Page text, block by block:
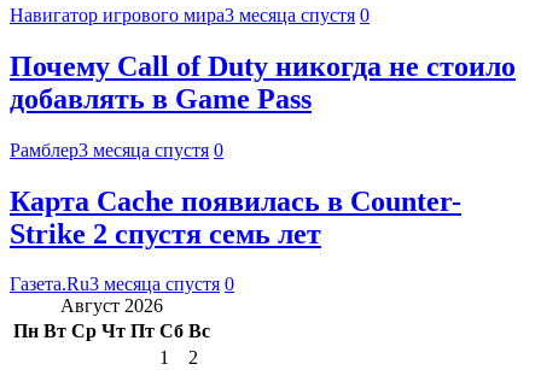
Навигатор игрового мира3 месяца спустя 0
Почему Call of Duty никогда не стоило
добавлять в Game Pass
Рамблер3 месяца спустя 0
Карта Cache появилась в Counter-
Strike 2 спустя семь лет
Газета.Ru3 месяца спустя 0
Август 2026
Пн Вт Ср Чт Пт Сб Вс
1
2